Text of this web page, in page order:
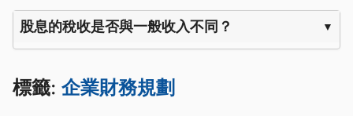
股息的稅收是否與一般收入不同？
標籤: 企業財務規劃